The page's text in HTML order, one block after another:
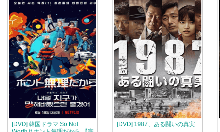
[DVD] 韓国ドラマ So Not
[DVD] 1987、ある闘いの真実